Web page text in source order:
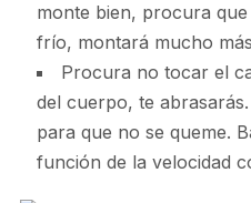
monte bien, procura
frío, montará mucho
Procura no tocar el
del cuerpo, te
para que no se queme.
función de la velocidad